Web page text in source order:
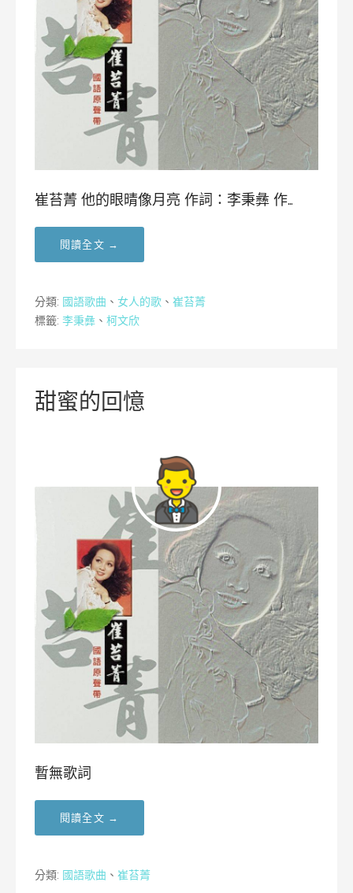
崔苔菁 他的眼晴像月亮 作詞：李秉彝 作…
閱讀全文 →
分類: 國語歌曲 、 女人的歌 、 崔苔菁
標籤: 李秉彝 、 柯文欣
甜蜜的回憶
暫無歌詞
閱讀全文 →
分類: 國語歌曲 、 崔苔菁